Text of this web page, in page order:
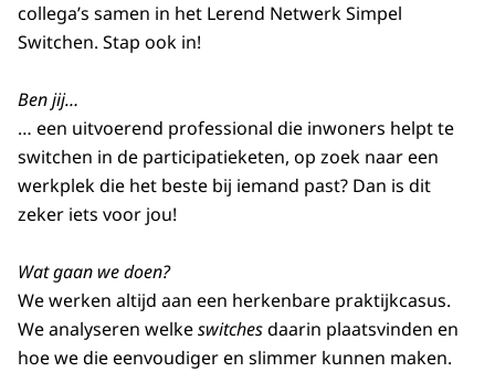
collega’s samen in het Lerend Netwerk Simpel
Switchen. Stap ook in!
Ben jij…
… een uitvoerend professional die inwoners helpt te
switchen in de participatieketen, op zoek naar een
werkplek die het beste bij iemand past? Dan is dit
zeker iets voor jou!
Wat gaan we doen?
We werken altijd aan een herkenbare praktijkcasus.
We analyseren welkeswitchesdaarin plaatsvinden en
hoe we die eenvoudiger en slimmer kunnen maken.